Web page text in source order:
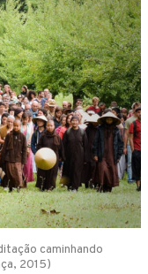
caminhando
2015)